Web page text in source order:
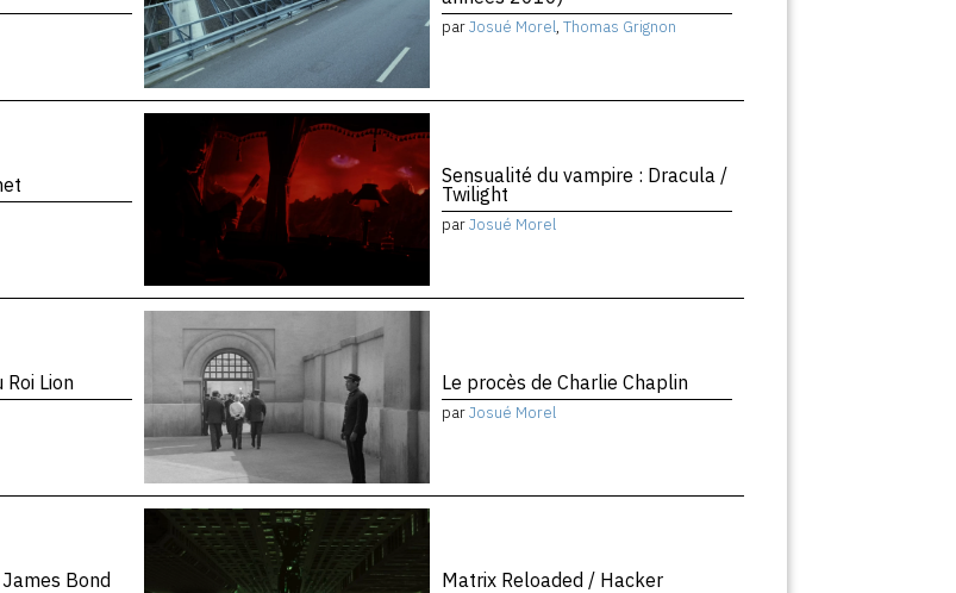
parJosué Morel, Thomas Grignon
Sensualité du vampire : Dracula /
Twilight
parJosué Morel
Lion Le procès de Charlie Chaplin
parJosué Morel
Bond Matrix Reloaded / Hacker